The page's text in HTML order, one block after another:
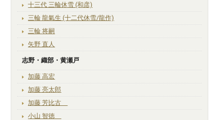
十三代 三輪休雪 (和彦)
三輪 龍氣生 (十二代休雪/龍作)
三輪 将嗣
矢野 直人
志野・織部・黄瀬戸
加藤 高宏
加藤 亮太郎
加藤 芳比古
小山 智徳